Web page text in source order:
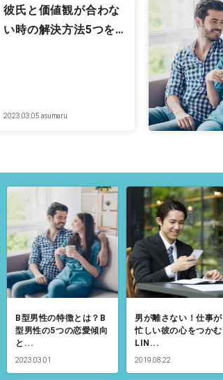
彼氏と価値観が合わな
い時の解決方法5つを…
2023.03.05 asumaru
B型男性の特徴とは？B
型男性の5つの恋愛傾向
と...
2023.03.01
男が離さない！仕事が
忙しい彼の心をつかむ
LIN...
2019.08.22